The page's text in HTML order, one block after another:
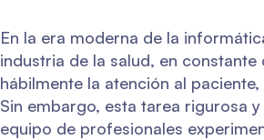
En la era moderna de la
industria de la salud, en
hábilmente la atención al
Sin embargo, esta tarea rigurosa
equipo de profesionales